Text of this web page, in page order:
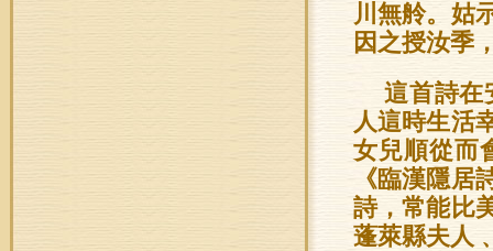
川無舲。姑
因之授汝季
這首詩在
人這時生活
女兒順從而
《臨漢隱
詩，常能比
蓬萊縣夫人